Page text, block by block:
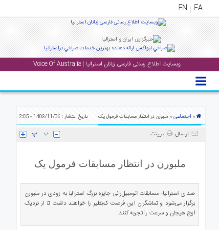
FA
EN
وبسایت اطلاع رسانی فارسی زبانان استرالیا | Voice Of Australia
منوی
اصلی
» اجتماعی» ملبورن در انتظار مسابقات فرمول یک تاریخ انتشار : 1403/11/06 - 2:05
ارسال پرینت
ملبورن در انتظار مسابقات فرمول یک
صدای استرالیا- مسابقات اتومبیل‌رانی جایزه بزرگ استرالیا به زودی در ملبورن
برگزار می‌شود و تماشگران این فرصت کم‌نظیر را خواهند داشت تا از نزدیک
اوج هیجان و سرعت را تجربه کنند.